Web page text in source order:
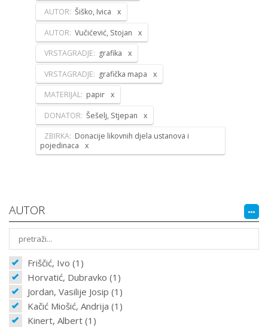
AUTOR: Šiško, Ivica
AUTOR: Vučićević, Stojan
VRSTAGRADJE: grafika
VRSTAGRADJE: grafička mapa
MATERIJAL: papir
DONATOR: Šešelj, Stjepan
ZBIRKA: Donacije likovnih djela ustanova i
pojedinaca
AUTOR
Friščić, Ivo (1)
Horvatić, Dubravko (1)
Jordan, Vasilije Josip (1)
Kačić Miošić, Andrija (1)
Kinert, Albert (1)